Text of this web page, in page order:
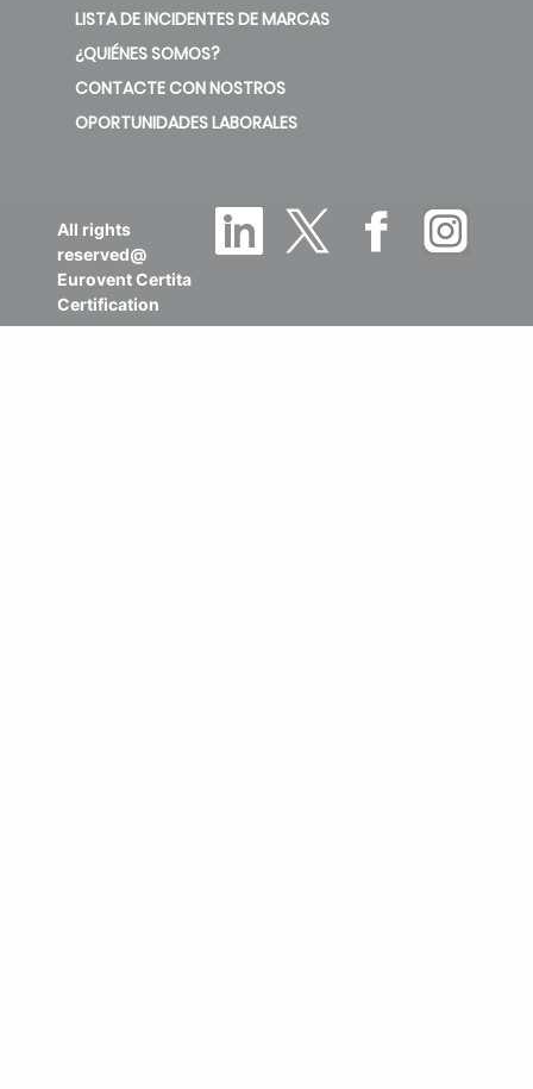
LISTA DE INCIDENTES DE MARCAS
¿QUIÉNES SOMOS?
CONTACTE CON NOSTROS
OPORTUNIDADES LABORALES
All rights
reserved@
Eurovent Certita
Certification